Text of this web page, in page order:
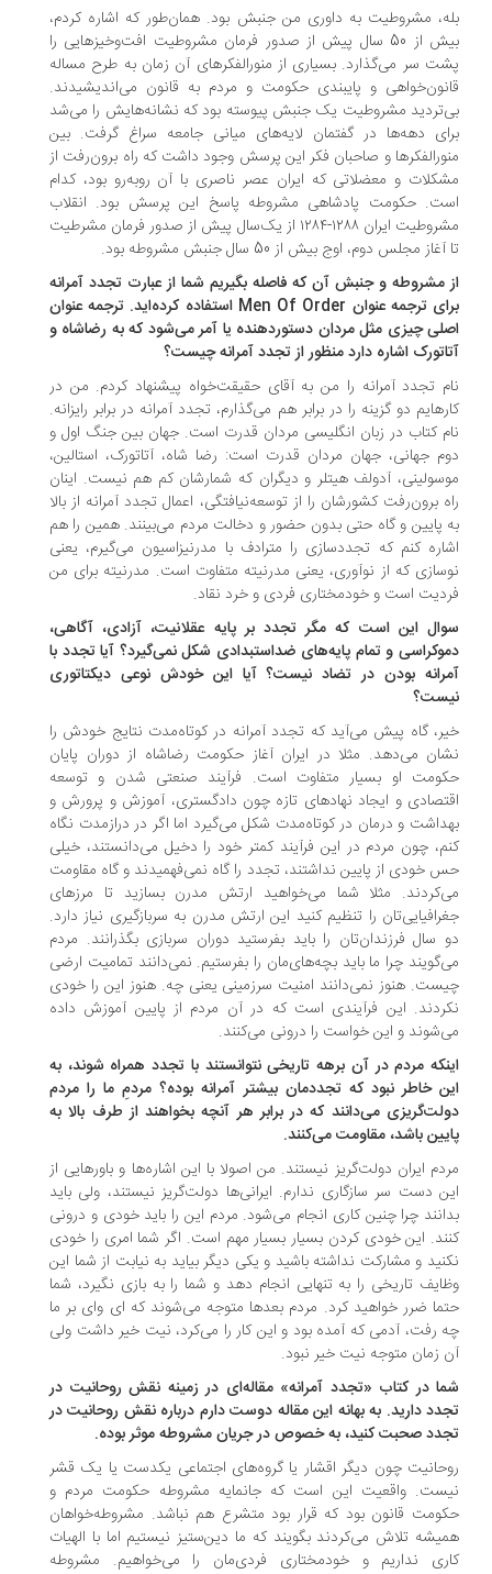
مشروطیت به داوری من جنبش بود. همان‌طور که اشاره کردم،
بیش از 50 سال پیش از صدور فرمان مشروطیت افت‌وخیزهایی را
سر می‌گذارد. بسیاری از منورالفکرهای آن زمان به طرح مساله
و پایبندی حکومت و مردم به قانون می‌اندیشیدند.
مشروطیت یک جنبش پیوسته بود که نشانه‌هایش را می‌شد
دهه‌ها در گفتمان لایه‌های میانی جامعه سراغ گرفت. بین
و صاحبان فکر این پرسش وجود داشت که راه برون‌رفت از
و معضلاتی که ایران عصر ناصری با آن روبه‌رو بود، کدام
حکومت پادشاهی مشروطه پاسخ این پرسش بود. انقلاب
مشروطیت ایران ۱۲۸۸-۱۲۸۴ از یک‌سال پیش از صدور فرمان مشرطیت
مجلس دوم، اوج بیش از 50 سال جنبش مشروطه بود.
مشروطه و جنبش آن که فاصله بگیریم شما از عبارت تجدد آمرانه
برای ترجمه عنوان Men Of Order استفاده کرده‌اید. ترجمه عنوان
چیزی مثل مردان دستوردهنده یا آمر می‌شود که به رضاشاه و
اشاره دارد منظور از تجدد آمرانه چیست؟
تجدد آمرانه را من به آقای حقیقت‌خواه پیشنهاد کردم. من در
دو گزینه را در برابر هم می‌گذارم، تجدد آمرانه در برابر رایزانه.
کتاب در زبان انگلیسی مردان قدرت است. جهان بین جنگ اول و
جهانی، جهان مردان قدرت است: رضا شاه، آتاتورک، استالین،
آدولف هیتلر و دیگران که شمارشان کم هم نیست. اینان
برون‌رفت کشورشان را از توسعه‌نیافتگی، اعمال تجدد آمرانه از بالا
پایین و گاه حتی بدون حضور و دخالت مردم می‌بینند. همین را هم
کنم که تجددسازی را مترادف با مدرنیزاسیون می‌گیرم، یعنی
که از نوآوری، یعنی مدرنیته متفاوت است. مدرنیته برای من
است و خودمختاری فردی و خرد نقاد.
این است که مگر تجدد بر پایه عقلانیت، آزادی، آگاهی،
و تمام پایه‌های ضداستبدادی شکل نمی‌گیرد؟ آیا تجدد با
بودن در تضاد نیست؟ آیا این خودش نوعی دیکتاتوری
گاه پیش می‌آید که تجدد آمرانه در کوتاه‌مدت نتایج خودش را
می‌دهد. مثلا در ایران آغاز حکومت رضاشاه از دوران پایان
او بسیار متفاوت است. فرآیند صنعتی شدن و توسعه
و ایجاد نهادهای تازه چون دادگستری، آموزش و پرورش و
و درمان در کوتاه‌مدت شکل می‌گیرد اما اگر در درازمدت نگاه
چون مردم در این فرآیند کمتر خود را دخیل می‌دانستند، خیلی
خودی از پایین نداشتند، تجدد را گاه نمی‌فهمیدند و گاه مقاومت
مثلا شما می‌خواهید ارتش مدرن بسازید تا مرزهای
را تنظیم کنید این ارتش مدرن به سربازگیری نیاز دارد.
سال فرزندان‌تان را باید بفرستید دوران سربازی بگذرانند. مردم
چرا ما باید بچه‌های‌مان را بفرستیم. نمی‌دانند تمامیت ارضی
هنوز نمی‌دانند امنیت سرزمینی یعنی چه. هنوز این را خودی
این فرآیندی است که در آن مردم از پایین آموزش داده
و این خواست را درونی می‌کنند.
مردم در آن برهه تاریخی نتوانستند با تجدد همراه شوند، به
خاطر نبود که تجددمان بیشتر آمرانه بوده؟ مردمِ ما را مردم
می‌دانند که در برابر هر آنچه بخواهند از طرف بالا به
باشد، مقاومت می‌کنند.
ایران دولت‌گریز نیستند. من اصولا با این اشاره‌ها و باورهایی از
دست سر سازگاری ندارم. ایرانی‌ها دولت‌گریز نیستند، ولی باید
چرا چنین کاری انجام می‌شود. مردم این را باید خودی و درونی
این خودی کردن بسیار بسیار مهم است. اگر شما امری را خودی
و مشارکت نداشته باشید و یکی دیگر بیاید به نیابت از شما این
تاریخی را به تنهایی انجام دهد و شما را به بازی نگیرد، شما
ضرر خواهید کرد. مردم بعدها متوجه می‌شوند که ‌ای وای بر ما
رفت، آدمی که آمده بود و این کار را می‌کرد، نیت خیر داشت ولی
زمان متوجه نیت خیر نبود.
در کتاب «تجدد آمرانه» مقاله‌ای در زمینه نقش روحانیت در
دارید. به بهانه این مقاله دوست دارم درباره نقش روحانیت در
صحبت کنید، به‌ خصوص در جریان مشروطه موثر بوده.
چون دیگر اقشار یا گروه‌های اجتماعی یکدست یا یک قشر
واقعیت این است که جانمایه مشروطه حکومت مردم و
قانون بود که قرار بود متشرع هم نباشد. مشروطه‌خواهان
تلاش می‌کردند بگویند که ما دین‌ستیز نیستیم اما با الهیات
نداریم و خودمختاری فردی‌مان را می‌خواهیم. مشروطه